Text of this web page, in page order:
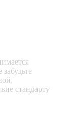
стандарту